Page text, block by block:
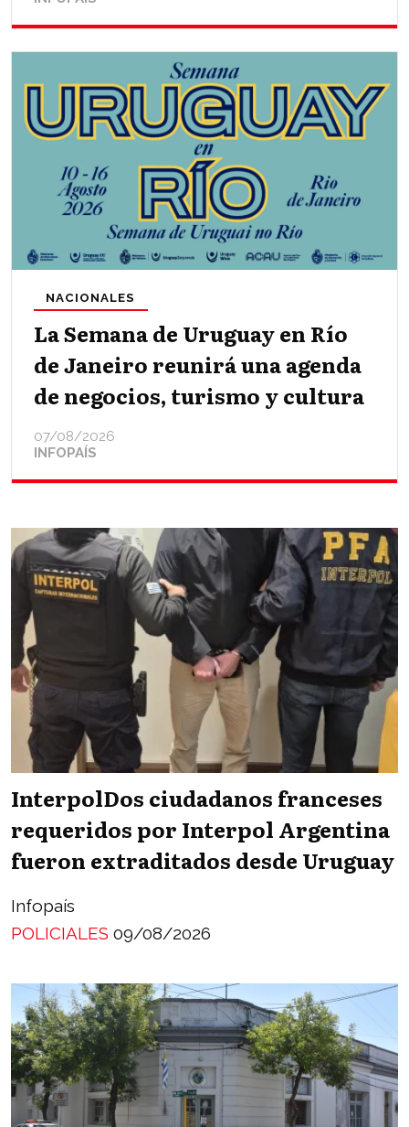
La Semana de Uruguay en Río
de Janeiro reunirá una agenda
de negocios, turismo y cultura
INFOPAÍS
NACIONALES
07/08/2026
InterpolDos ciudadanos franceses
requeridos por Interpol Argentina
fueron extraditados desde Uruguay
Infopaís
POLICIALES 09/08/2026